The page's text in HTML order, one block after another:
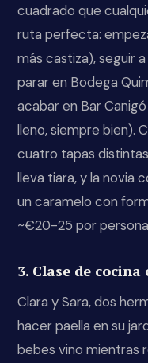
cuadrado que
ruta perfecta:
más castiza), seguir
parar en Bodega
acabar en Bar
lleno, siempre bien).
cuatro tapas
lleva tiara, y la novia
un caramelo con
~€20-25 por
3. Clase de
Clara y Sara, dos
hacer paella en su
bebes vino mientras